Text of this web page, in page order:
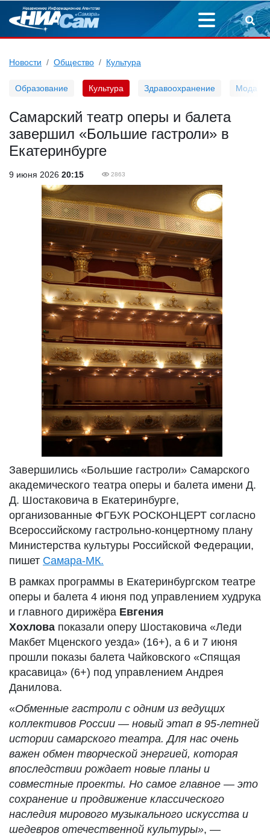
Новости Общество Культура
Образование Культура Здравоохранение Мода
Самарский театр оперы и балета
завершил «Большие гастроли» в
Екатеринбурге
9 июня 2026 20:15 2863
Завершились «Большие гастроли» Самарского
академического театра оперы и балета имени Д.
Д. Шостаковича в Екатеринбурге,
организованные ФГБУК РОСКОНЦЕРТ согласно
Всероссийскому гастрольно-концертному плану
Министерства культуры Российской Федерации,
пишет Самара-МК.
В рамках программы в Екатеринбургском театре
оперы и балета 4 июня под управлением худрука
и главного дирижёра Евгения
Хохлова показали оперу Шостаковича «Леди
Макбет Мценского уезда» (16+), а 6 и 7 июня
прошли показы балета Чайковского «Спящая
красавица» (6+) под управлением Андрея
Данилова.
«Обменные гастроли с одним из ведущих
коллективов России — новый этап в 95-летней
истории самарского театра. Для нас очень
важен обмен творческой энергией, которая
впоследствии рождает новые планы и
совместные проекты. Но самое главное — это
сохранение и продвижение классического
наследия мирового музыкального искусства и
шедевров отечественной культуры», —